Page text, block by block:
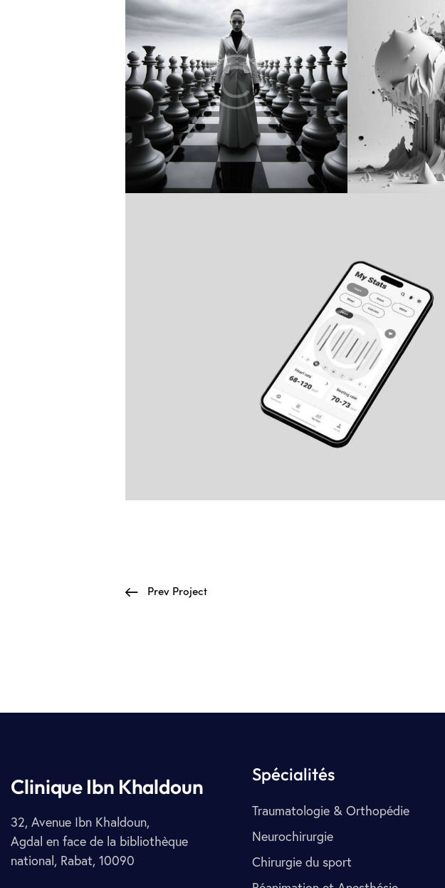
Prev Project
Clinique Ibn Khaldoun
32, Avenue Ibn Khaldoun,
Agdal en face de la bibliothèque
national, Rabat, 10090
Spécialités
Traumatologie & Orthopédie
Neurochirurgie
Chirurgie du sport